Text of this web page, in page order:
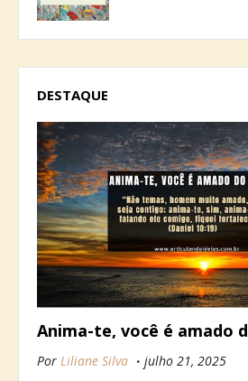
DESTAQUE
Anima-te, você é amado
Por Liliane Silva julho 21, 2025